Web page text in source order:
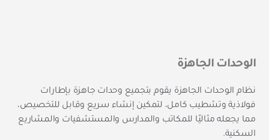
الوحدات الجاهزة
نظام الوحدات الجاهزة يقوم بتجميع وحدات جاهزة بإطارات
فولاذية وتشطيب كامل، لتمكين إنشاء سريع وقابل للتخصيص،
مما يجعله مثاليًا للمكاتب والمدارس والمستشفيات والمشاريع
السكنية.